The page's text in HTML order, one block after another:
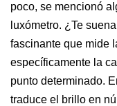
poco, se mencionó
luxómetro. ¿Te
fascinante que mide
específicamente la
punto determinado.
traduce el brillo en